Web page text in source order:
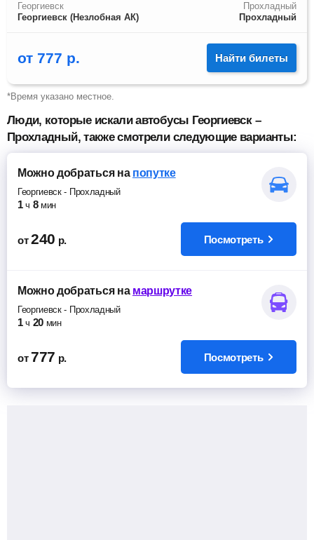
Георгиевск
Георгиевск (Незлобная АК)
Прохладный
Прохладный
от 777 р. Найти билеты
*Время указано местное.
Люди, которые искали автобусы Георгиевск –
Прохладный, также смотрели следующие варианты:
Можно добратьсяна попутке
Георгиевск- Прохладный
1 ч 8 мин
от 240 р. Посмотреть
Можно добратьсяна маршрутке
Георгиевск- Прохладный
1 ч 20 мин
от 777 р. Посмотреть